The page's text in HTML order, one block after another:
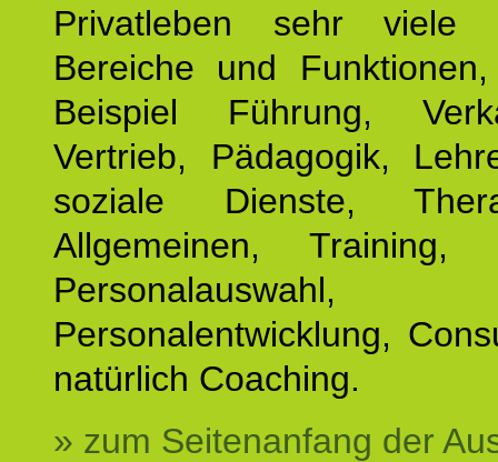
Privatleben sehr viele
Bereiche und
Beispiel Führung,
Vertrieb, Pädagogik,
soziale Dienste,
Allgemeinen, Training,
Personalauswahl,
Personalentwicklung,
natürlich Coaching.
» zum Seitenanfang der